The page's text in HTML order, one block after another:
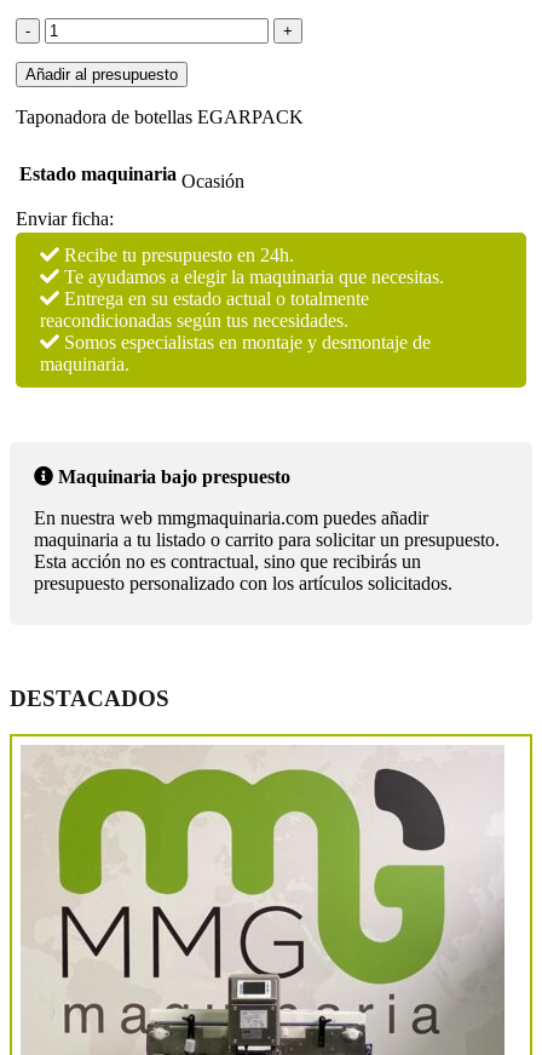
Taponadora
de
botellas
EGARPACK
cantidad
Añadir al presupuesto
Taponadora de botellas EGARPACK
Estado maquinaria Ocasión
Enviar ficha:
Recibe tu presupuesto en 24h.
Te ayudamos a elegir la maquinaria que necesitas.
Entrega en su estado actual o totalmente
reacondicionadas según tus necesidades.
Somos especialistas en montaje y desmontaje de
maquinaria.
Maquinaria bajo prespuesto
En nuestra web mmgmaquinaria.com puedes añadir
maquinaria a tu listado o carrito para solicitar un presupuesto.
Esta acción no es contractual, sino que recibirás un
presupuesto personalizado con los artículos solicitados.
DESTACADOS